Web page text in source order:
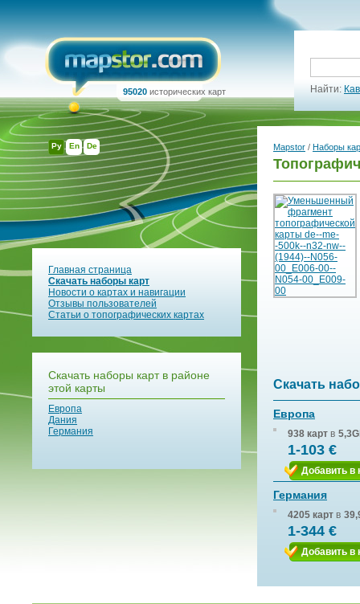
Ру En De
95020 исторических карт Найти:
Главная страница
Скачать наборы карт
Новости о картах и навигации
Отзывы пользователей
Статьи о топографических картах
Скачать наборы карт в районе
этой карты
Европа
Дания
Германия
Mapstor / Наборы
Скачать
Европа
938 карт в
1-103 €
Добавить в
Германия
4205 карт в
1-344 €
Добавить в